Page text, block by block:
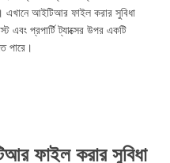
এখানে আইটিআর ফাইল করার সুবিধা
এবং প্রপার্টি ট্যাক্সের উপর একটি
পারে।
ফাইল করার সুবিধা